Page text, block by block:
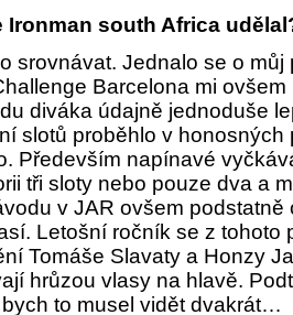
Ironman south Africa
srovnávat. Jednalo se o
Barcelona mi
diváka údajně jednoduše
slotů proběhlo v honosných
Především napínavé
tři sloty nebo pouze dva a
v JAR ovšem podstatně
Letošní ročník se z tohoto
Tomáše Slavaty a Honzy
hrůzou vlasy na hlavě.
to musel vidět dvakrát…